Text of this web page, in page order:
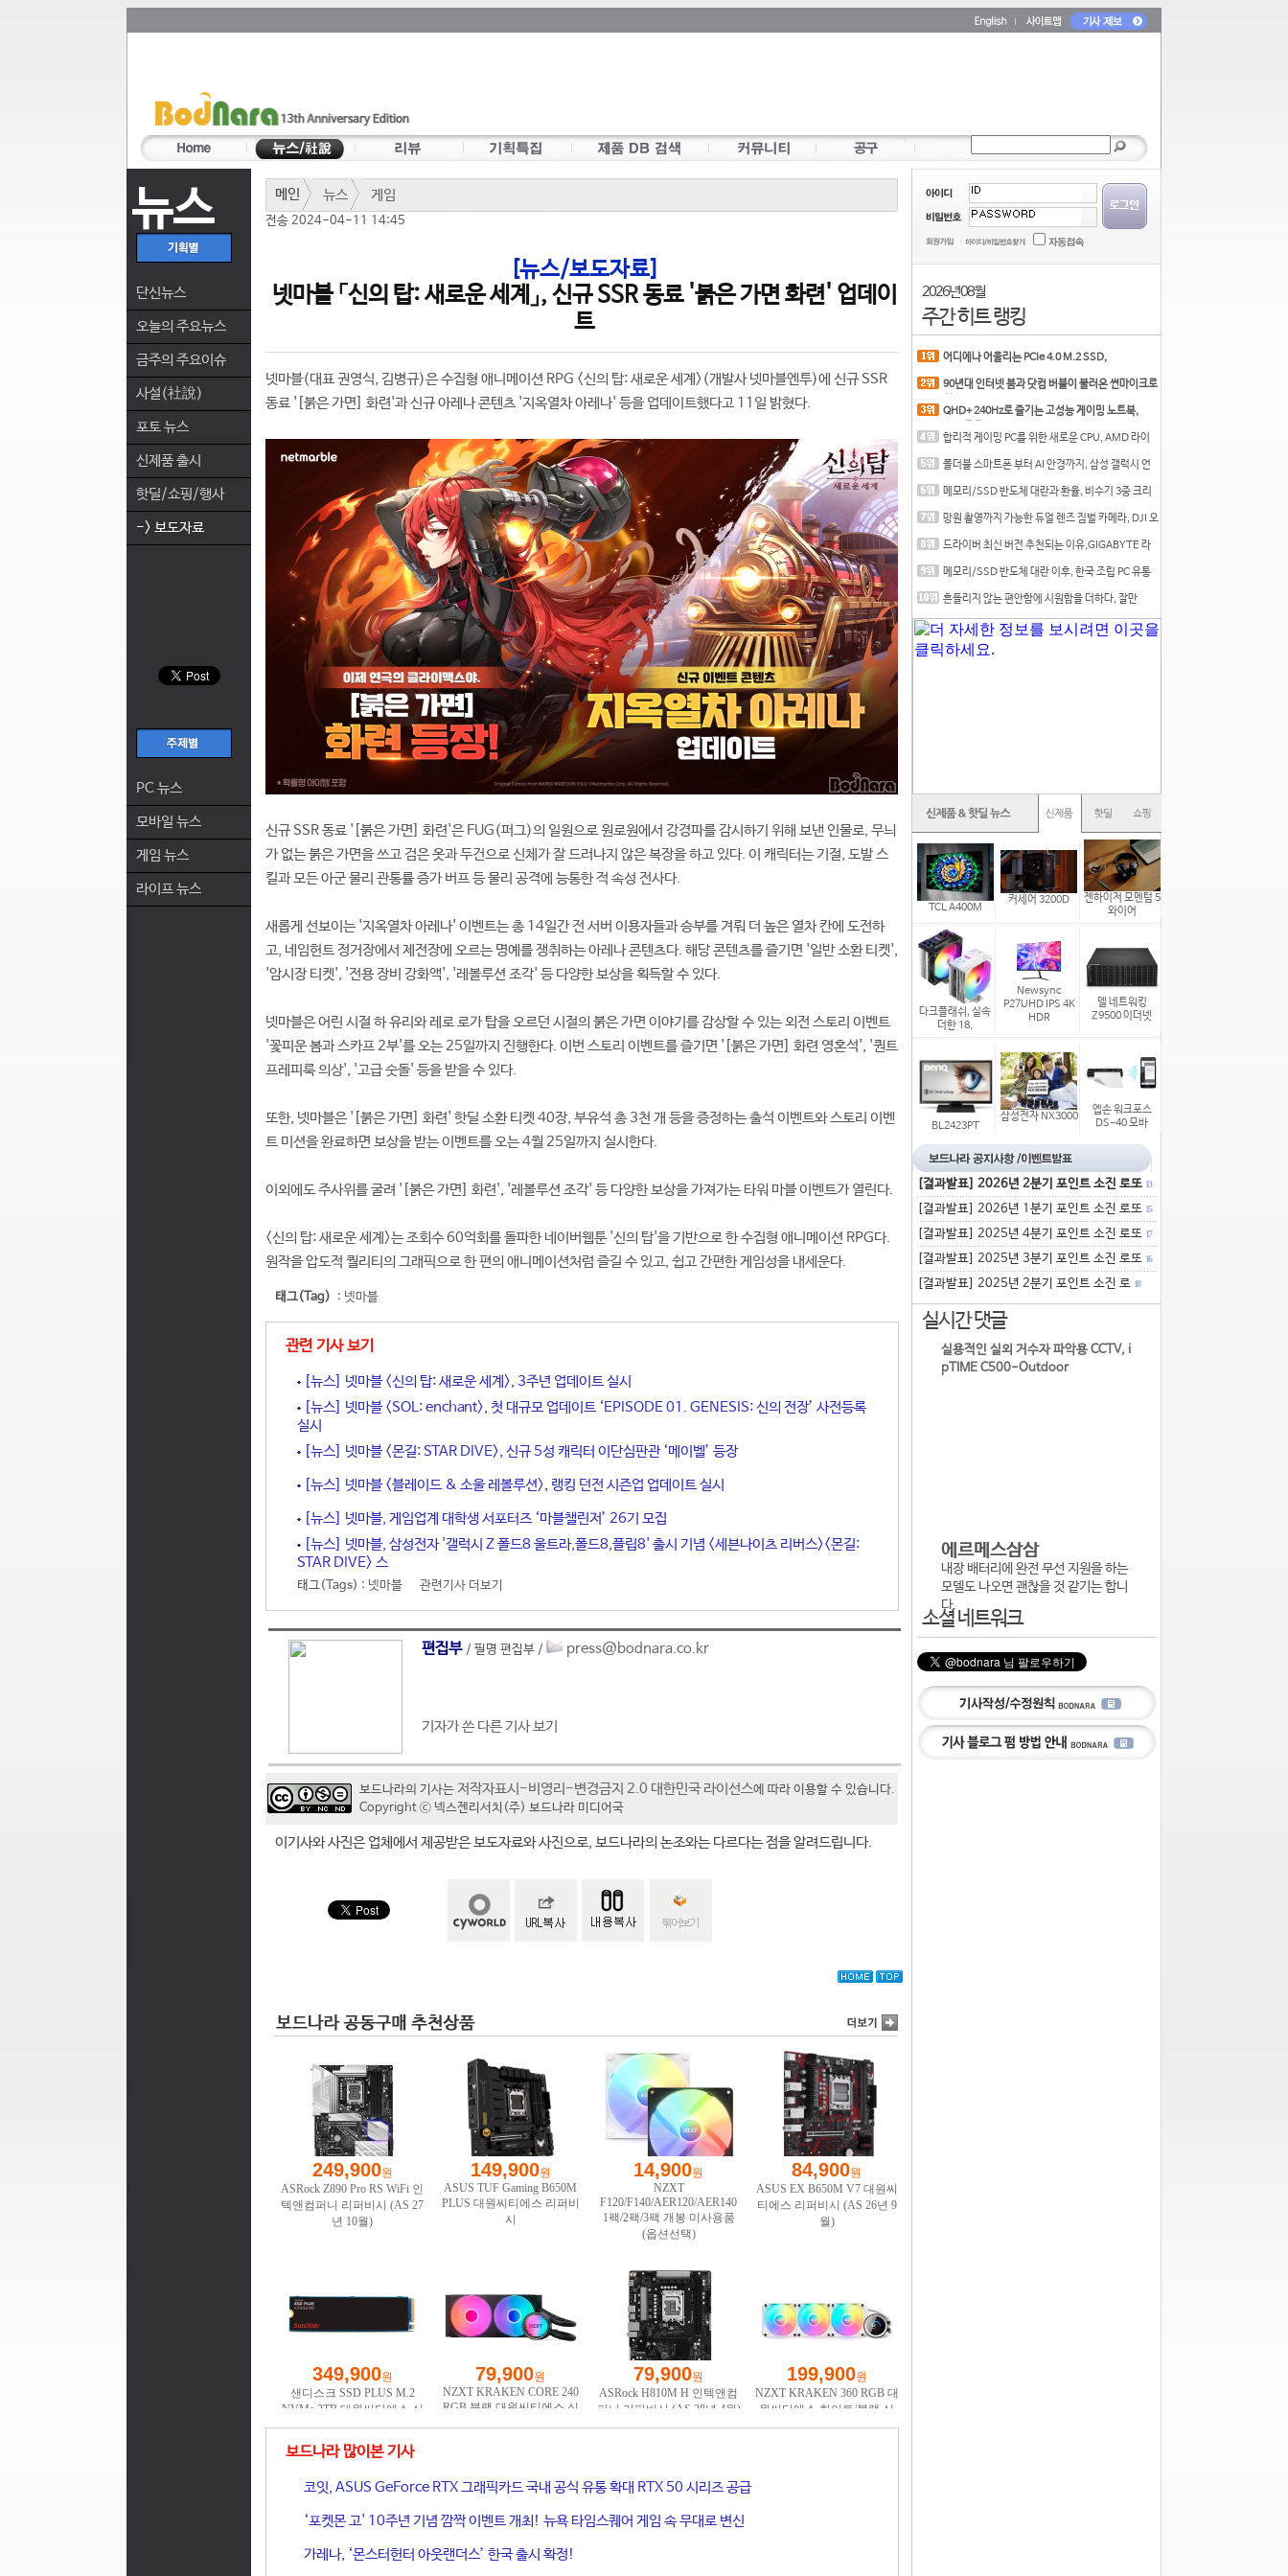
뉴스
단신뉴스
오늘의 주요뉴스
금주의 주요이슈
사설(社說)
포토 뉴스
신제품 출시
핫딜/쇼핑/행사
-> 보도자료
PC 뉴스
모바일 뉴스
게임 뉴스
라이프 뉴스
메인 뉴스 게임
전송 2024-04-11 14:45
[뉴스/보도자료]
넷마블 「신의 탑: 새로운 세계」, 신규 SSR 동료 '붉은 가면 화련' 업데이
트
넷마블(대표 권영식, 김병규)은 수집형 애니메이션 RPG <신의 탑: 새로운 세계>(개발사 넷마블엔투)에 신규 SSR
동료 '[붉은 가면] 화련'과 신규 아레나 콘텐츠 '지옥열차 아레나' 등을 업데이트했다고 11일 밝혔다.
신규 SSR 동료 '[붉은 가면] 화련'은 FUG(퍼그)의 일원으로 원로원에서 강경파를 감시하기 위해 보낸 인물로, 무늬
가 없는 붉은 가면을 쓰고 검은 옷과 두건으로 신체가 잘 드러나지 않은 복장을 하고 있다. 이 캐릭터는 기절, 도발 스
킬과 모든 아군 물리 관통률 증가 버프 등 물리 공격에 능통한 적 속성 전사다.
새롭게 선보이는 '지옥열차 아레나' 이벤트는 총 14일간 전 서버 이용자들과 승부를 겨뤄 더 높은 열차 칸에 도전하
고, 네임헌트 정거장에서 제전장에 오르는 명예를 쟁취하는 아레나 콘텐츠다. 해당 콘텐츠를 즐기면 '일반 소환 티켓',
'암시장 티켓', '전용 장비 강화액', '레볼루션 조각' 등 다양한 보상을 획득할 수 있다.
넷마블은 어린 시절 하 유리와 레로 로가 탑을 오르던 시절의 붉은 가면 이야기를 감상할 수 있는 외전 스토리 이벤트
'꽃피운 봄과 스카프 2부'를 오는 25일까지 진행한다. 이번 스토리 이벤트를 즐기면 '[붉은 가면] 화련 영혼석', '퀀트
프레피룩 의상', '고급 숫돌' 등을 받을 수 있다.
또한, 넷마블은 '[붉은 가면] 화련' 핫딜 소환 티켓 40장, 부유석 총 3천 개 등을 증정하는 출석 이벤트와 스토리 이벤
트 미션을 완료하면 보상을 받는 이벤트를 오는 4월 25일까지 실시한다.
이외에도 주사위를 굴려 '[붉은 가면] 화련', '레볼루션 조각' 등 다양한 보상을 가져가는 타워 마블 이벤트가 열린다.
<신의 탑: 새로운 세계>는 조회수 60억회를 돌파한 네이버웹툰 '신의 탑'을 기반으로 한 수집형 애니메이션 RPG다.
원작을 압도적 퀄리티의 그래픽으로 한 편의 애니메이션처럼 즐길 수 있고, 쉽고 간편한 게임성을 내세운다.
태그(Tag) : 넷마블
관련 기사 보기
[뉴스] 넷마블 <신의 탑: 새로운 세계>, 3주년 업데이트 실시
[뉴스] 넷마블 <SOL: enchant>, 첫 대규모 업데이트 ‘EPISODE 01. GENESIS: 신의 전장’ 사전등록
실시
[뉴스] 넷마블 <몬길: STAR DIVE>, 신규 5성 캐릭터 이단심판관 ‘메이벨’ 등장
[뉴스] 넷마블 <블레이드 & 소울 레볼루션>, 랭킹 던전 시즌업 업데이트 실시
[뉴스] 넷마블, 게임업계 대학생 서포터즈 ‘마블챌린저’ 26기 모집
[뉴스] 넷마블, 삼성전자 '갤럭시 Z 폴드8 울트라,폴드8,플립8' 출시 기념 <세븐나이츠 리버스><몬길:
STAR DIVE> 스
태그(Tags) : 넷마블 관련기사 더보기
편집부 / 필명 편집부 / press@bodnara.co.kr
기자가 쓴 다른 기사 보기
보드나라의 기사는 저작자표시-비영리-변경금지 2.0 대한민국 라이선스에 따라 이용할 수 있습니다.
Copyright ⓒ 넥스젠리서치(주) 보드나라 미디어국
이기사와 사진은 업체에서 제공받은 보도자료와 사진으로, 보드나라의 논조와는 다르다는 점을 알려드립니다.
보드나라 많이본 기사
코잇, ASUS GeForce RTX 그래픽카드 국내 공식 유통 확대 RTX 50 시리즈 공급
‘포켓몬 고' 10주년 기념 깜짝 이벤트 개최! 뉴욕 타임스퀘어 게임 속 무대로 변신
가레나, ‘몬스터헌터 아웃랜더스’ 한국 출시 확정!
2026년 08월
주간 히트 랭킹
어디에나 어울리는 PCIe 4.0 M.2 SSD,
90년대 인터넷 붐과 닷컴 버블이 불러온 썬마이크로
QHD+ 240Hz로 즐기는 고성능 게이밍 노트북,
합리적 게이밍 PC를 위한 새로운 CPU, AMD 라이
폴더블 스마트폰 부터 AI 안경까지, 삼성 갤럭시 언
메모리/SSD 반도체 대란과 환율, 비수기 3중 크리
망원 촬영까지 가능한 듀얼 렌즈 짐벌 카메라, DJI 오
드라이버 최신 버전 추천되는 이유,GIGABYTE 라
메모리/SSD 반도체 대란 이후, 한국 조립 PC 유통
흔들리지 않는 편안함에 시원함을 더하다, 잘만
TCL A400M
커세어 3200D
젠하이저 모멘텀 5
와이어
다크플래쉬, 실속
더한 18,
Newsync
P27UHD IPS 4K
HDR
델 네트워킹
Z9500 이더넷
BL2423PT
삼성전자 NX3000
엡손 워크포스
DS-40 모바
[결과발표] 2026년 2분기 포인트 소진 로또 13
[결과발표] 2026년 1분기 포인트 소진 로또 15
[결과발표] 2025년 4분기 포인트 소진 로또 17
[결과발표] 2025년 3분기 포인트 소진 로또 16
[결과발표] 2025년 2분기 포인트 소진 로 18
실시간 댓글
실용적인 실외 거수자 파악용 CCTV, i
pTIME C500-Outdoor
에르메스삼삼
내장 배터리에 완전 무선 지원을 하는
모델도 나오면 괜찮을 것 같기는 합니
다.
소셜 네트워크